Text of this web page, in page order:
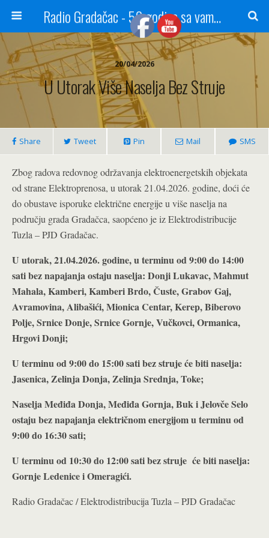
Radio Gradačac - 56 godina sa vama...
20/04/2026
U Utorak Više Naselja Bez Struje
Share Tweet Pin Mail SMS
Zbog radova redovnog održavanja elektroenergetskih objekata
od strane Elektroprenosa, u utorak 21.04.2026. godine, doći će
do obustave isporuke električne energije u više naselja na
području grada Gradačca, saopćeno je iz Elektrodistribucije
Tuzla – PJD Gradačac.
U utorak, 21.04.2026. godine, u terminu od 9:00 do 14:00
sati bez napajanja ostaju naselja: Donji Lukavac, Mahmut
Mahala, Kamberi, Kamberi Brdo, Čuste, Grabov Gaj,
Avramovina, Alibašići, Mionica Centar, Kerep, Biberovo
Polje, Srnice Donje, Srnice Gornje, Vučkovci, Ormanica,
Hrgovi Donji;
U terminu od 9:00 do 15:00 sati bez struje će biti naselja:
Jasenica, Zelinja Donja, Zelinja Srednja, Toke;
Naselja Međiđa Donja, Međiđa Gornja, Buk i Jelovče Selo
ostaju bez napajanja električnom energijom u terminu od
9:00 do 16:30 sati;
U terminu od 10:30 do 12:00 sati bez struje će biti naselja:
Gornje Ledenice i Omeragići.
Radio Gradačac / Elektrodistribucija Tuzla – PJD Gradačac